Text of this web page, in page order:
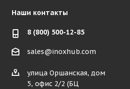
Наши контакты
8 (800) 500-12-85
sales@inoxhub.com
улица Оршанская, дом
5, офис 2/2 (БЦ